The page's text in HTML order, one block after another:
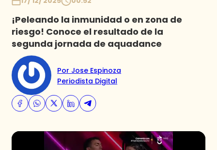
¡Peleando la inmunidad o en zona de
riesgo! Conoce el resultado de la
segunda jornada de aquadance
Por Jose Espinoza
Periodista Digital